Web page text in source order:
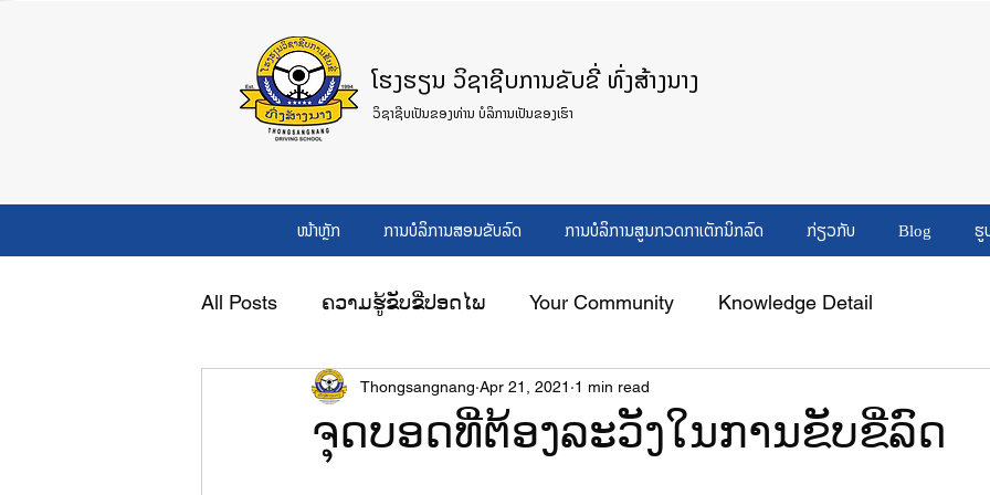
ໂຮງຮຽນ ວິຊາຊີບການຂັບຂີ່ ທົ່ງສ້າງນາງ
ວິຊາຊີບເປັນຂອງທ່ານ ບໍລິການເປັນຂອງເຮົາ
ໜ້າຫຼັກ ການບໍລິການສອນຂັບລົດ ການບໍລິການສູນກວດກາເຕັກນິກລົດ ກ່ຽວກັບ Blog ຮູ
All Posts ຄວາມຮູ້ຂັບຂີ່ປອດໄພ Your Community Knowledge Detail
ຈຸດບອດທີ່ຕ້ອງລະວັງໃນການຂັບຂີ່ລົດ
Thongsangnang Apr 21, 2021 1 min read